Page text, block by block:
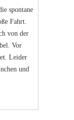
spontane
Fahrt.
von der
Vor
Leider
und